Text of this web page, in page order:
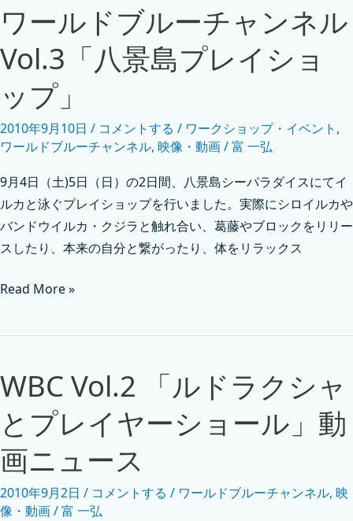
ワールドブルーチャンネル
Vol.3「八景島プレイショ
ップ」
2010年9月10日 / コメントする / ワークショップ・イベント ,
ワールドブルーチャンネル, 映像・動画/富 一弘
9月4日（土)5日（日）の2日間、八景島シーパラダイスにてイ
ルカと泳ぐプレイショップを行いました。実際にシロイルカや
バンドウイルカ・クジラと触れ合い、葛藤やブロックをリリー
スしたり、本来の自分と繋がったり、体をリラックス
Read More »
WBC Vol.2 「ルドラクシャ
とプレイヤーショール」動
画ニュース
2010年9月2日 / コメントする / ワールドブルーチャンネル, 映
像・動画/富 一弘